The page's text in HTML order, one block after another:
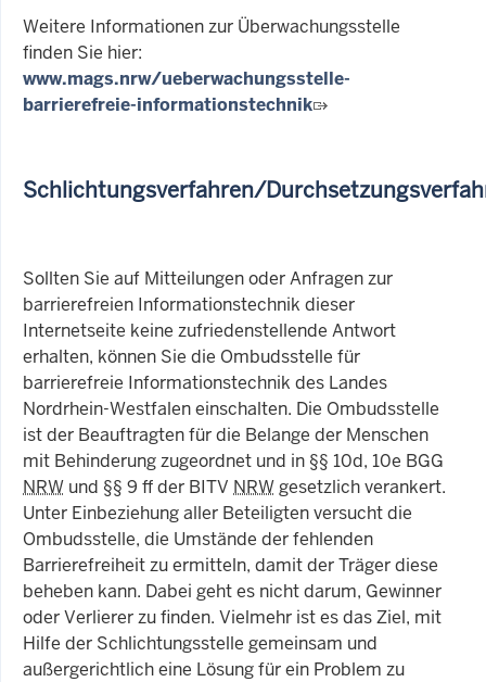
Weitere Informationen zur Überwachungsstelle
finden Sie hier:
www.mags.nrw/ueberwachungsstelle-
barrierefreie-informationstechnik
Schlichtungsverfahren/
Sollten Sie auf Mitteilungen oder Anfragen zur
barrierefreien Informationstechnik dieser
Internetseite keine zufriedenstellende Antwort
erhalten, können Sie die Ombudsstelle für
barrierefreie Informationstechnik des Landes
Nordrhein-Westfalen einschalten. Die Ombudsstelle
ist der Beauftragten für die Belange der Menschen
mit Behinderung zugeordnet und in §§ 10d, 10e BGG
NRW und §§ 9 ff der BITV NRWgesetzlich verankert.
Unter Einbeziehung aller Beteiligten versucht die
Ombudsstelle, die Umstände der fehlenden
Barrierefreiheit zu ermitteln, damit der Träger diese
beheben kann. Dabei geht es nicht darum, Gewinner
oder Verlierer zu finden. Vielmehr ist es das Ziel, mit
Hilfe der Schlichtungsstelle gemeinsam und
außergerichtlich eine Lösung für ein Problem zu